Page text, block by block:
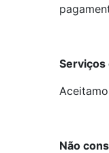
Serviços
Não